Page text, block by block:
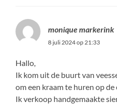
monique markerink
8 juli 2024 op 21:33
Hallo,
Ik kom uit de buurt van
om een kraam te huren op de
Ik verkoop handgemaakte